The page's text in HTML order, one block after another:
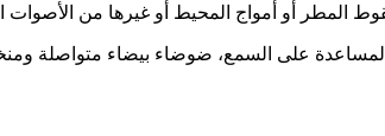
أو أمواج المحيط أو غيرها من الأصوات
المساعدة على السمع، ضوضاء بيضاء متواصلة